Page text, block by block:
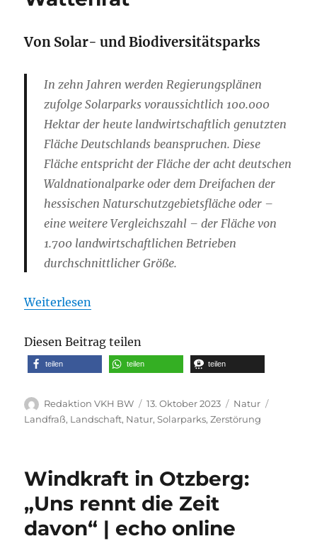
Von Solar- und Biodiversitätsparks
In zehn Jahren werden Regierungsplänen
zufolge Solarparks voraussichtlich 100.000
Hektar der heute landwirtschaftlich genutzten
Fläche Deutschlands beanspruchen. Diese
Fläche entspricht der Fläche der acht deutschen
Waldnationalparke oder dem Dreifachen der
hessischen Naturschutzgebietsfläche oder –
eine weitere Vergleichszahl – der Fläche von
1.700 landwirtschaftlichen Betrieben
durchschnittlicher Größe.
Weiterlesen
Diesen Beitrag teilen
teilen teilen teilen
Autor
Redaktion VKH BW
Veröffentlicht
am
13. Oktober 2023 Kategorien
Natur
Landfraß, Landschaft, Natur,Solarparks,Zerstörung
Windkraft in Otzberg:
„Uns rennt die Zeit
davon“ | echo online